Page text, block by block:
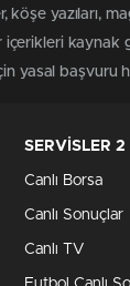
köşe yazıları,
kaynak
yasal
SERVİSLER 2
Canlı Borsa
Canlı Sonuçlar
Canlı TV